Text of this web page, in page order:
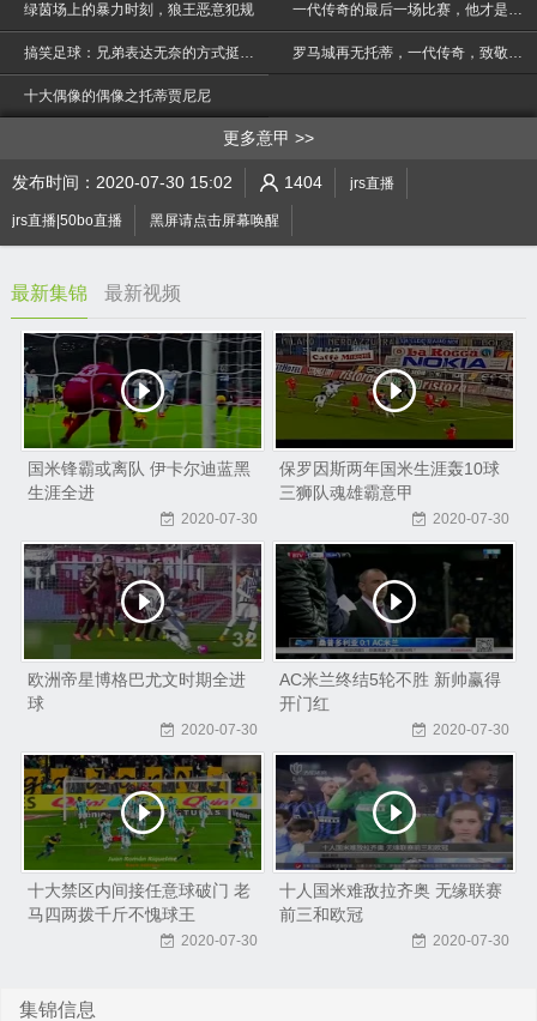
>
绿茵场上的暴力时刻，狼王恶意犯规 一代传奇的最后一场比赛，他才是整个意大利足坛的灵魂！
搞笑足球：兄弟表达无奈的方式挺有趣，侧卧在场地，真会玩 罗马城再无托蒂，一代传奇，致敬罗马王子《讲不出再见》
十大偶像的偶像之托蒂贾尼尼
更多意甲
发布时间：2020-07-30 15:02 1404 jrs直播
jrs直播|50bo直播 黑屏请点击屏幕唤醒
最新集锦 最新视频
国米锋霸或离队 伊卡尔迪蓝黑
生涯全进
2020-07-30
保罗因斯两年国米生涯轰10球
三狮队魂雄霸意甲
2020-07-30
欧洲帝星博格巴尤文时期全进
球
2020-07-30
AC米兰终结5轮不胜 新帅赢得
开门红
2020-07-30
十大禁区内间接任意球破门 老
马四两拨千斤不愧球王
2020-07-30
十人国米难敌拉齐奥 无缘联赛
前三和欧冠
2020-07-30
集锦信息